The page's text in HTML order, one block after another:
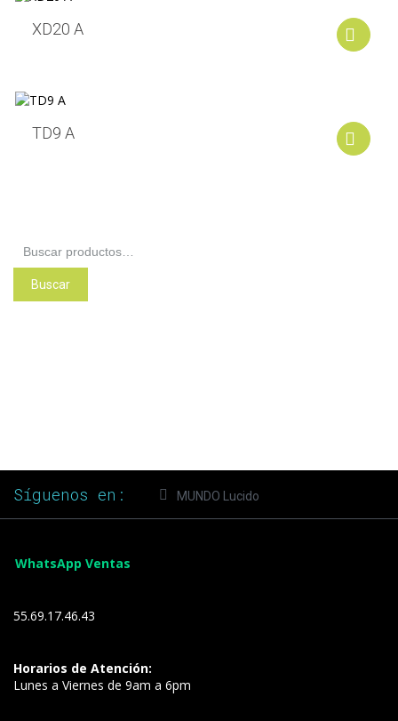
XD20 A
TD9 A
por:
Buscar
Síguenos en: MUNDO Lucido
WhatsApp Ventas
55.69.17.46.43
Horarios de Atención:
Lunes a Viernes de 9am a 6pm